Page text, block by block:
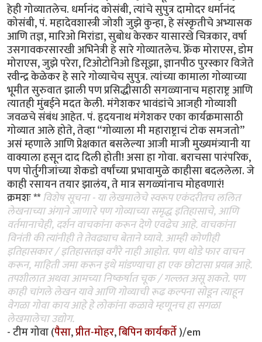
हेही गोव्यातलेच. धर्मानंद कोसंबी, त्यांचे सुपुत्र दामोदर धर्मानंद
कोसंबी, पं. महादेवशास्त्री जोशी जुझे कुन्हा, हे संस्कृतीचे अभ्यासक
आणि तज्ञ, मारिओ मिरांडा, सुबोध केरकर यासारखे चित्रकार, वर्षा
उसगावकरसारखी अभिनेत्री हे सारे गोव्यातलेच. फ्रॆंक मोराएस, डोम
मोराएस, जुझे परेरा, टिओटोनिओ डिसूझा, ज्ञानपीठ पुरस्कार विजेते
रवीन्द्र केळेकर हे सारे गोव्याचेच सुपुत्र. त्यांच्या कामाला गोव्याच्या
भूमीत सुरुवात झाली पण प्रसिद्धीसाठी सगळ्यानाच महाराष्ट्र आणि
त्यातही मुंबईने मदत केली. मंगेशकर भावंडांचे आजही गोव्याशी
जवळचे संबंध आहेत. पं. हृदयनाथ मंगेशकर एका कार्यक्रमासाठी
गोव्यात आले होते, तेव्हा “गोव्याला मी महाराष्ट्राचं टोक समजतो”
असं म्हणाले आणि प्रेक्षकात बसलेल्या आजी माजी मुख्यमंत्र्यानी या
वाक्याला हसून दाद दिली होती! असा हा गोवा. बराचसा पारंपरिक,
पण पोर्तुगीजांच्या शेकडो वर्षांच्या प्रभावामुळे काहीसा बदललेला. जे
काही रसायन तयार झालंय, ते मात्र सगळ्यांनाच मोहवणारं!
क्रमशः **विशेष सूचना - या लेखमालेचे स्वरूप एकंदरीतच ललित
लेखनाच्या अंगाने जाणारे पण गोव्याच्या समृद्ध इतिहासाचे, आणि
वर्तमानाचेही, दर्शन वाचकांना करून देणे एवढेच आहे. वाचकांना
विनंती की त्यांनीही ते तेवढ्याच बेताने घ्यावे. आम्ही कोणीही
इतिहासकार / इतिहासतज्ञ वगैरे नाही आहोत. पण थोडे फार वाचन
करून, माहिती जमा करून इथे मांडण्याचा हा एक छोटासा प्रयत्न आहे.
तपशीलात अथवा आमच्या निष्कर्षात चूक / गल्लत असू शकते. पण
काही चांगले लेखन यावे आणि गोव्याची रूढ कल्पना सोडून त्याहून
वेगळा गोवा काय आहे हे लोकांना कळावे म्हणूनच हा सगळा
लेखमालेचा उद्योग.
- टीम गोवा (पैसा,प्रीत-मोहर,बिपिन कार्यकर्ते)/em